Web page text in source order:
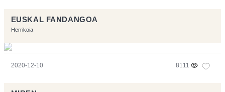
EUSKAL FANDANGOA
Herrikoia
2020-12-10 8111